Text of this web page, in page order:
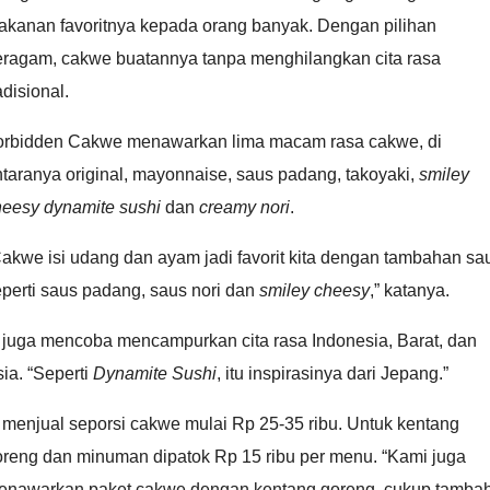
favoritnya kepada orang banyak. Dengan pilihan
cakwe buatannya tanpa menghilangkan cita rasa
Cakwe menawarkan lima macam rasa cakwe, di
original, mayonnaise, saus padang, takoyaki, smiley
dynamite sushi dan creamy nori.
isi udang dan ayam jadi favorit kita dengan tambahan
saus padang, saus nori dan smiley cheesy,” katanya.
mencoba mencampurkan cita rasa Indonesia, Barat, dan
“Seperti Dynamite Sushi, itu inspirasinya dari Jepang.”
seporsi cakwe mulai Rp 25-35 ribu. Untuk kentang
dan minuman dipatok Rp 15 ribu per menu. “Kami juga